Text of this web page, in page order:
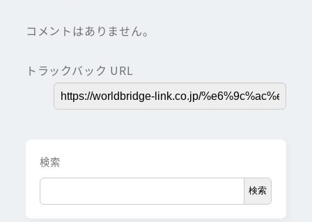
コメントはありません。
トラックバック URL
検索
検索